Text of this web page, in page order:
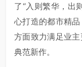
了“入则繁华，出
心打造的都市精
方面致力满足业
典范新作。